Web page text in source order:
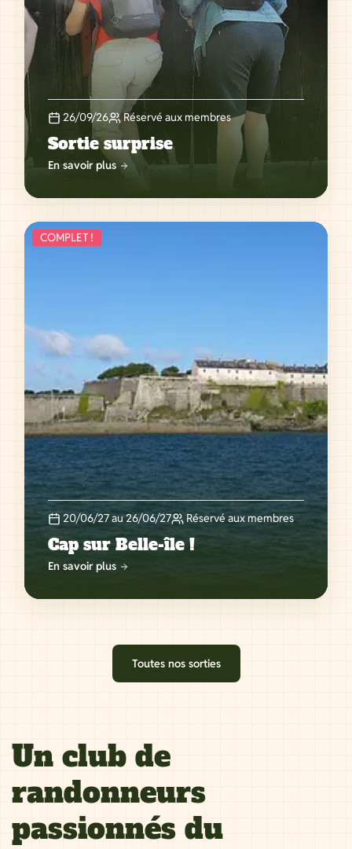
26/09/26 Réservé aux membres
Sortie surprise
En savoir plus
COMPLET !
20/06/27 au 26/06/27 Réservé aux membres
Cap sur Belle-île !
En savoir plus
Toutes nos sorties
Un club de
randonneurs
passionnés du